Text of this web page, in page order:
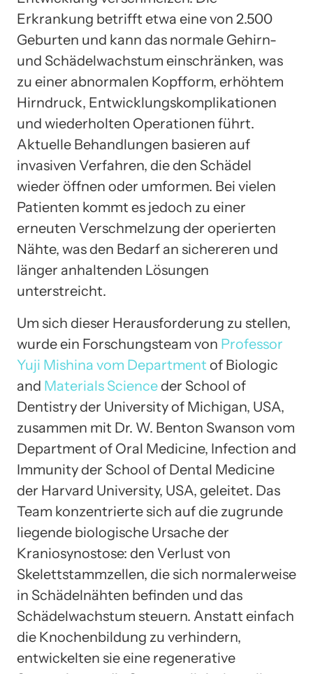
Erkrankung betrifft etwa eine von 2.500
Geburten und kann das normale Gehirn-
und Schädelwachstum einschränken, was
zu einer abnormalen Kopfform, erhöhtem
Hirndruck, Entwicklungskomplikationen
und wiederholten Operationen führt.
Aktuelle Behandlungen basieren auf
invasiven Verfahren, die den Schädel
wieder öffnen oder umformen. Bei vielen
Patienten kommt es jedoch zu einer
erneuten Verschmelzung der operierten
Nähte, was den Bedarf an sichereren und
länger anhaltenden Lösungen
unterstreicht.
Um sich dieser Herausforderung zu stellen,
wurde ein Forschungsteam von Professor
Yuji Mishina vom Department of Biologic
and Materials Scienceder School of
Dentistry der University of Michigan, USA,
zusammen mit Dr. W. Benton Swanson vom
Department of Oral Medicine, Infection and
Immunity der School of Dental Medicine
der Harvard University, USA, geleitet. Das
Team konzentrierte sich auf die zugrunde
liegende biologische Ursache der
Kraniosynostose: den Verlust von
Skelettstammzellen, die sich normalerweise
in Schädelnähten befinden und das
Schädelwachstum steuern. Anstatt einfach
die Knochenbildung zu verhindern,
entwickelten sie eine regenerative